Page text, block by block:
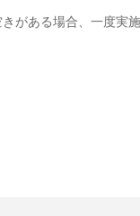
がある場合、一度実